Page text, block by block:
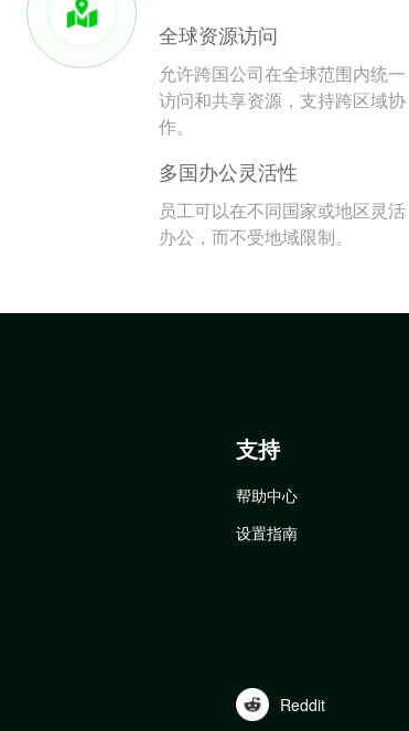
全球资源访问
允许跨国公司在全球范围内统一
访问和共享资源，支持跨区域协
作。
多国办公灵活性
员工可以在不同国家或地区灵活
办公，而不受地域限制。
支持
帮助中心
设置指南
Reddit